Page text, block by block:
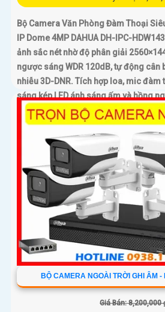
Bộ Camera Văn Phòng Đàm Thoại
IP Dome 4MP DAHUA DH-IPC-
ảnh sắc nét nhờ độ phân giải
ngược sáng WDR 120dB, tự động cân
nhiễu 3D-DNR. Tích hợp loa, mic
sáng kép LED ánh sáng ấm và hồng
năng phát hiện con người, giúp giám
BỘ CAMERA NGOÀI TRỜI GHI ÂM -
Giá Bán: 8,200,000